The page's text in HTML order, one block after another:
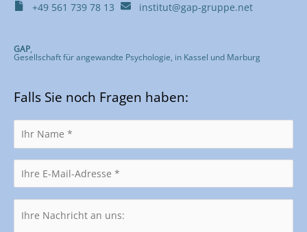
+49 561 739 78 13 institut@gap-gruppe.net
GAP,
Gesellschaft für angewandte Psychologie, in Kassel und Marburg
Falls Sie noch Fragen haben: